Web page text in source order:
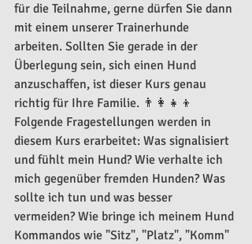
für die Teilnahme, gerne dürfen Sie dann
mit einem unserer Trainerhunde
arbeiten. Sollten Sie gerade in der
Überlegung sein, sich einen Hund
anzuschaffen, ist dieser Kurs genau
richtig für Ihre Familie. 👨‍👩‍👧‍👦
Folgende Fragestellungen werden in
diesem Kurs erarbeitet: Was signalisiert
und fühlt mein Hund? Wie verhalte ich
mich gegenüber fremden Hunden? Was
sollte ich tun und was besser
vermeiden? Wie bringe ich meinem Hund
Kommandos wie "Sitz", "Platz", "Komm"